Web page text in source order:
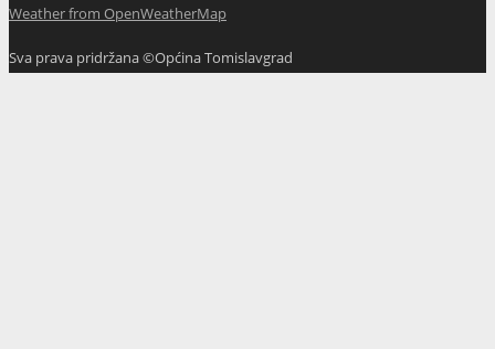
Weather from OpenWeatherMap
Sva prava pridržana ©Općina Tomislavgrad